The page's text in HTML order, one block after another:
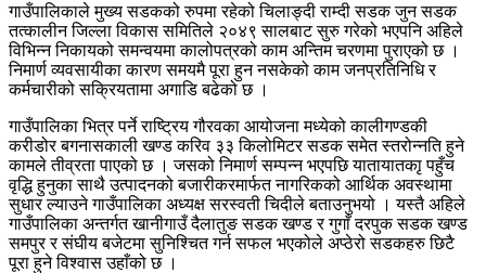
गाउँपालिकाले मुख्य सडकको रुपमा रहेको चिलाङ्दी राम्दी सडक जुन सडक
तत्कालीन जिल्ला विकास समितिले २०४९ सालबाट सुरु गरेको भएपनि अहिले
विभिन्न निकायको समन्वयमा कालोपत्रको काम अन्तिम चरणमा पुराएको छ ।
निमार्ण व्यवसायीका कारण समयमै पूरा हुन नसकेको काम जनप्रतिनिधि र
कर्मचारीको सक्रियतामा अगाडि बढेको छ ।
गाउँपालिका भित्र पर्ने राष्ट्रिय गौरवका आयोजना मध्येको कालीगण्डकी
करीडोर बगनासकाली खण्ड करिव ३३ किलोमिटर सडक समेत स्तरोन्नति हुने
कामले तीव्रता पाएको छ । जसको निमार्ण सम्पन्न भएपछि यातायातकाृ पहुँच
वृद्धि हुनुका साथै उत्पादनको बजारीकरमार्फत नागरिकको आर्थिक अवस्थामा
सुधार ल्याउने गाउँपालिका अध्यक्ष सरस्वती चिदीले बताउनुभयो । यस्तै अहिले
गाउँपालिका अन्तर्गत खानीगाउँ दैलातुङ सडक खण्ड र गुगाँ दरपुक सडक खण्ड
समपुर र संघीय बजेटमा सुनिश्चित गर्न सफल भएकोले अप्ठेरो सडकहरु छिटै
पूरा हुने विश्वास उहाँको छ ।